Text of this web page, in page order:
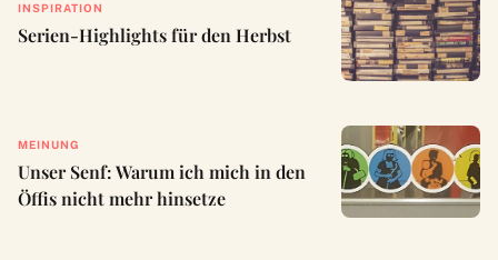
INSPIRATION
Serien-Highlights für den Herbst
MEINUNG
Unser Senf: Warum ich mich in den
Öffis nicht mehr hinsetze